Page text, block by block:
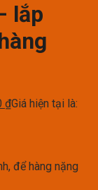
lắp
₫Giá hiện tại là:
để hàng nặng